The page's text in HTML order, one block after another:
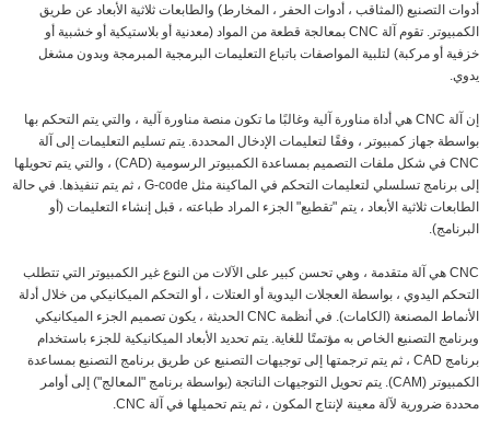
أدوات التصنيع (المثاقب ، أدوات الحفر ، المخارط) والطابعات ثلاثية الأبعاد عن طريق
الكمبيوتر. تقوم آلة CNC بمعالجة قطعة من المواد (معدنية أو بلاستيكية أو خشبية أو
خزفية أو مركبة) لتلبية المواصفات باتباع التعليمات البرمجية المبرمجة وبدون مشغل
يدوي.
إن آلة CNC هي أداة مناورة آلية وغالبًا ما تكون منصة مناورة آلية ، والتي يتم التحكم بها
بواسطة جهاز كمبيوتر ، وفقًا لتعليمات الإدخال المحددة. يتم تسليم التعليمات إلى آلة
CNC في شكل ملفات التصميم بمساعدة الكمبيوتر الرسومية (CAD) ، والتي يتم تحويلها
إلى برنامج تسلسلي لتعليمات التحكم في الماكينة مثل G-code ، ثم يتم تنفيذها. في حالة
الطابعات ثلاثية الأبعاد ، يتم "تقطيع" الجزء المراد طباعته ، قبل إنشاء التعليمات (أو
البرنامج).
CNC هي آلة متقدمة ، وهي تحسن كبير على الآلات من النوع غير الكمبيوتر التي تتطلب
التحكم اليدوي ، بواسطة العجلات اليدوية أو العتلات ، أو التحكم الميكانيكي من خلال أدلة
الأنماط المصنعة (الكامات). في أنظمة CNC الحديثة ، يكون تصميم الجزء الميكانيكي
وبرنامج التصنيع الخاص به مؤتمتًا للغاية. يتم تحديد الأبعاد الميكانيكية للجزء باستخدام
برنامج CAD ، ثم يتم ترجمتها إلى توجيهات التصنيع عن طريق برنامج التصنيع بمساعدة
الكمبيوتر (CAM). يتم تحويل التوجيهات الناتجة (بواسطة برنامج "المعالج") إلى أوامر
محددة ضرورية لآلة معينة لإنتاج المكون ، ثم يتم تحميلها في آلة CNC.